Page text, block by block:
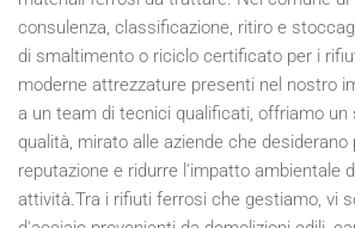
consulenza, classificazione, ritiro e
di smaltimento o riciclo certificato per i
moderne attrezzature presenti nel nostro
a un team di tecnici qualificati, offriamo un
qualità, mirato alle aziende che desiderano
reputazione e ridurre l'impatto ambientale
attività.Tra i rifiuti ferrosi che gestiamo, vi